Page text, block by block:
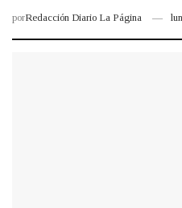
porRedacción Diario La Página